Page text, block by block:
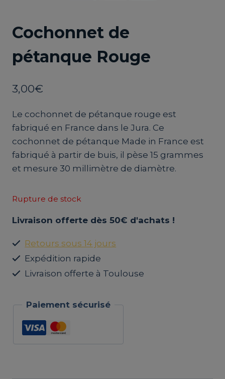
Cochonnet de
pétanque Rouge
3,00€
Le cochonnet de pétanque rouge est
fabriqué en France dans le Jura. Ce
cochonnet de pétanque Made in France est
fabriqué à partir de buis, il pèse 15 grammes
et mesure 30 millimètre de diamètre.
Rupture de stock
Livraison offerte dès 50€ d'achats !
Retours sous 14 jours
Expédition rapide
Livraison offerte à Toulouse
Paiement sécurisé